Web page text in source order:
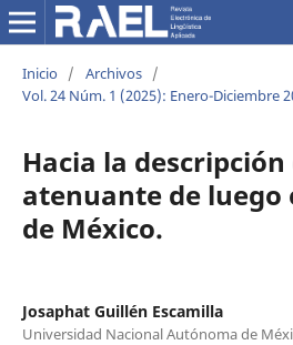
Inicio / Archivos /
Vol. 24 Núm. 1 (2025): Enero-Diciembre
Hacia la
atenuante de luego
de México.
Josaphat Guillén Escamilla
Universidad Nacional Autónoma de